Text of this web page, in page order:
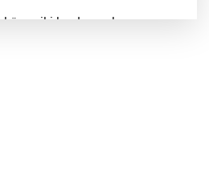
küsen iki kardeş, onları